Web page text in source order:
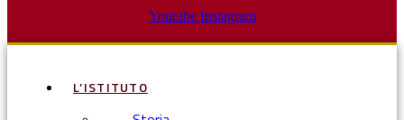
Youtube Instagram
L’ISTITUTO